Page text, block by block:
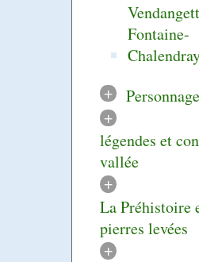
Fontaine-
+
+
légendes et
vallée
+
La Préhistoire
pierres levées
+